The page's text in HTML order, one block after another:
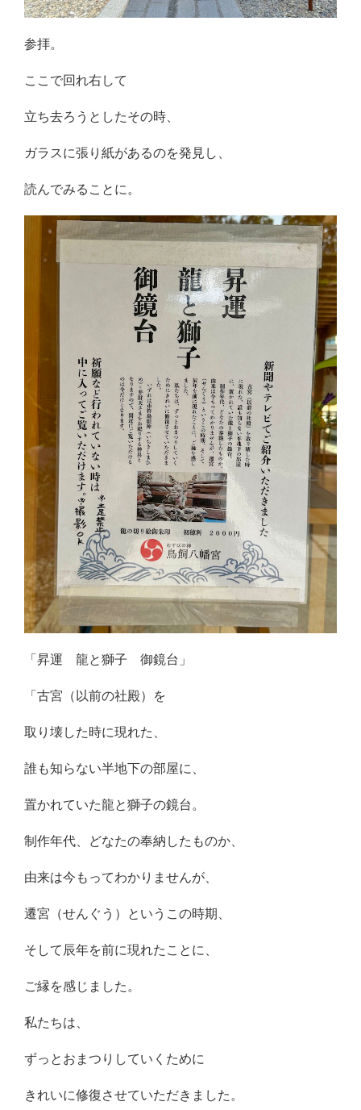
参拝。
ここで回れ右して
立ち去ろうとしたその時、
ガラスに張り紙があるのを発見し、
読んでみることに。
「昇運 龍と獅子 御鏡台」
「古宮（以前の社殿）を
取り壊した時に現れた、
誰も知らない半地下の部屋に、
置かれていた龍と獅子の鏡台。
制作年代、どなたの奉納したものか、
由来は今もってわかりませんが、
遷宮（せんぐう）というこの時期、
そして辰年を前に現れたことに、
ご縁を感じました。
私たちは、
ずっとおまつりしていくために
きれいに修復させていただきました。